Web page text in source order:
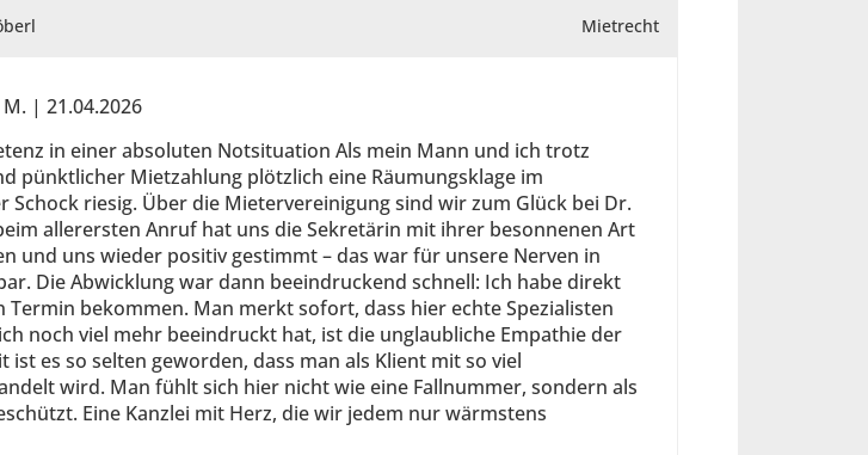
Mietrecht
| 21.04.2026
in einer absoluten Notsituation Als mein Mann und ich trotz
pünktlicher Mietzahlung plötzlich eine Räumungsklage im
Schock riesig. Über die Mietervereinigung sind wir zum Glück bei Dr.
allerersten Anruf hat uns die Sekretärin mit ihrer besonnenen Art
und uns wieder positiv gestimmt – das war für unsere Nerven in
Die Abwicklung war dann beeindruckend schnell: Ich habe direkt
Termin bekommen. Man merkt sofort, dass hier echte Spezialisten
noch viel mehr beeindruckt hat, ist die unglaubliche Empathie der
ist es so selten geworden, dass man als Klient mit so viel
wird. Man fühlt sich hier nicht wie eine Fallnummer, sondern als
Eine Kanzlei mit Herz, die wir jedem nur wärmstens